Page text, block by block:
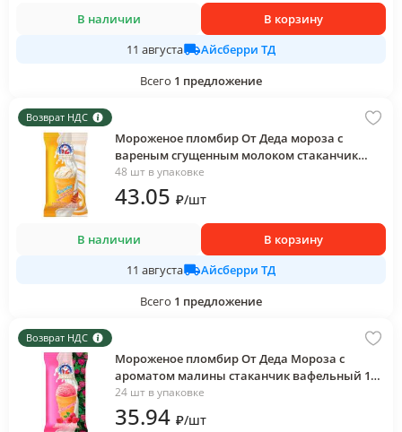
В наличии
В корзину
11 августа
Айсберри ТД
Всего 1 предложение
Возврат НДС
Мороженое пломбир От Деда мороза с
вареным сгущенным молоком стаканчик
вафельный 70 гр., флоу-пак
48 шт в упаковке
43.05 ₽/шт
В наличии
В корзину
11 августа
Айсберри ТД
Всего 1 предложение
Возврат НДС
Мороженое пломбир От Деда Мороза с
ароматом малины стаканчик вафельный 100
гр., флоу-пак
24 шт в упаковке
35.94 ₽/шт